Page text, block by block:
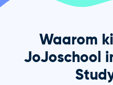
Waarom
JoJoschool